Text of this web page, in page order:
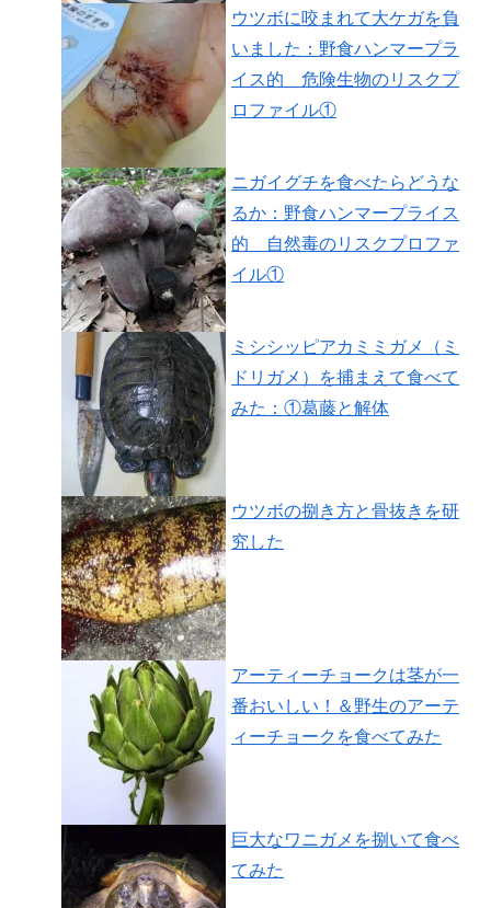
ウツボに咬まれて大ケガを負
いました：野食ハンマープラ
イス的 危険生物のリスクプ
ロファイル①
ニガイグチを食べたらどうな
るか：野食ハンマープライス
的 自然毒のリスクプロファ
イル①
ミシシッピアカミミガメ（ミ
ドリガメ）を捕まえて食べて
みた：①葛藤と解体
ウツボの捌き方と骨抜きを研
究した
アーティーチョークは茎が一
番おいしい！＆野生のアーテ
ィーチョークを食べてみた
巨大なワニガメを捌いて食べ
てみた